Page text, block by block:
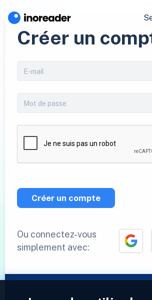
Créer un
Créer un compte
Ou connectez-vous
simplement avec: